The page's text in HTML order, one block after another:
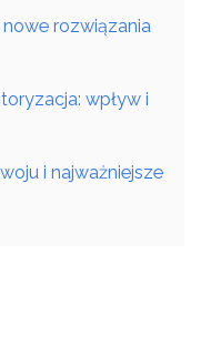
rozwiązania
wpływ i
i najważniejsze